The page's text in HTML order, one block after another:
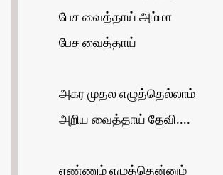
பேச வைத்தாய் அம்மா
பேச வைத்தாய்
அகர முதல எழுத்தெல்லாம்
அறிய வைத்தாய் தேவி....
எண்ணும் எழுத்தென்னும்